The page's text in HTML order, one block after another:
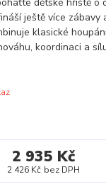
dětské hřiště o
ještě více zábavy
klasické
koordinaci a
2 935 Kč
2 426 Kč bez DPH